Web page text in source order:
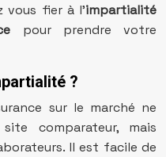
vous fier à l’impartialité
pour prendre votre
?
sur le marché ne
comparateur, mais
Il est facile de